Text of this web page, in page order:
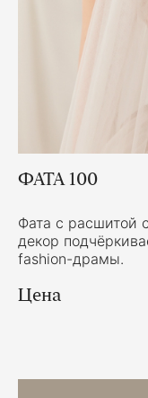
ФАТА 100
Фата с расшитой
декор
fashion-драмы.
Цена